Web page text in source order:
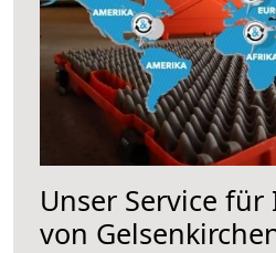
Unser Service
von